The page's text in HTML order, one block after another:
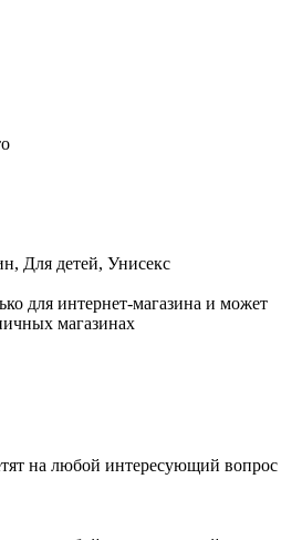
Для детей, Унисекс
для интернет-магазина и может
магазинах
на любой интересующий вопрос